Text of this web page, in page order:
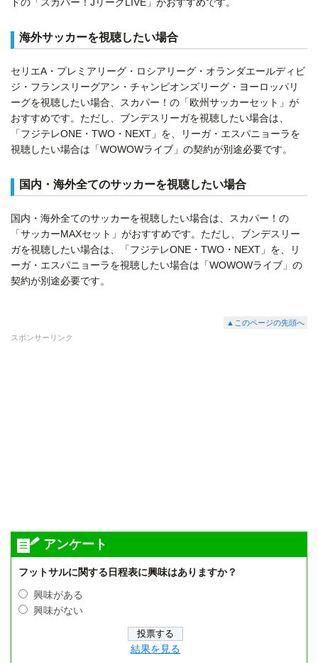
ドの「スカパー！JリーグLIVE」がおすすめです。
海外サッカーを視聴したい場合
セリエA・プレミアリーグ・ロシアリーグ・オランダエールディビ
ジ・フランスリーグアン・チャンピオンズリーグ・ヨーロッパリ
ーグを視聴したい場合、スカパー！の「欧州サッカーセット」が
おすすめです。ただし、ブンデスリーガを視聴したい場合は、
「フジテレONE・TWO・NEXT」を、リーガ・エスパニョーラを
視聴したい場合は「WOWOWライブ」の契約が別途必要です。
国内・海外全てのサッカーを視聴したい場合
国内・海外全てのサッカーを視聴したい場合は、スカパー！の
「サッカーMAXセット」がおすすめです。ただし、ブンデスリー
ガを視聴したい場合は、「フジテレONE・TWO・NEXT」を、リ
ーガ・エスパニョーラを視聴したい場合は「WOWOWライブ」の
契約が別途必要です。
▲このページの先頭へ
スポンサーリンク
アンケート
フットサルに関する日程表に興味はありますか？
興味がある
興味がない
結果を見る